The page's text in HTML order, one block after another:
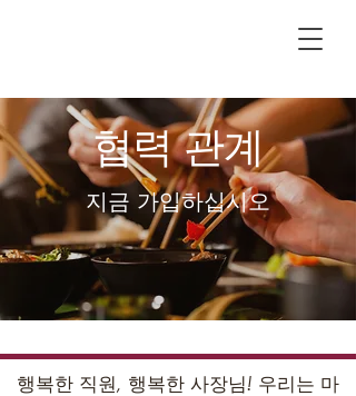
협력 관계
지금 가입하십시오
행복한 직원, 행복한 사장님! 우리는 마